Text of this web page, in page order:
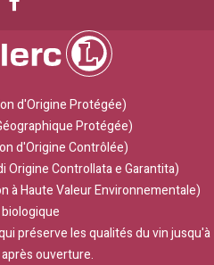
d'Origine Protégée)
Protégée)
d'Origine Contrôlée)
Origine Controllata e Garantita)
à Haute Valeur Environnementale)
préserve les qualités du vin jusqu'à
ouverture.